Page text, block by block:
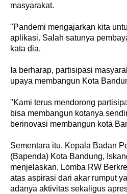
masyarakat.
"Pandemi mengajarkan kita
aplikasi. Salah satunya
kata dia.
Ia berharap, partisipasi
upaya membangun Kota
"Kami terus mendorong
bisa membangun kotanya
berinovasi membangun kota
Sementara itu, Kepala Badan
(Bapenda) Kota Bandung,
menjelaskan, Lomba RW
atas aspirasi dari akar rumput
adanya aktivitas sekaligus